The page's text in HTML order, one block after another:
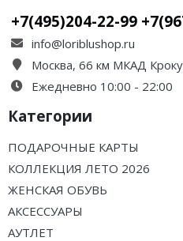
+7(495)204-22-99
info@loriblushop.ru
Москва, 66 км МКАД
Ежедневно 10:00 - 22:00
Категории
ПОДАРОЧНЫЕ КАРТЫ
КОЛЛЕКЦИЯ ЛЕТО 2026
ЖЕНСКАЯ ОБУВЬ
АКСЕССУАРЫ
АУТЛЕТ